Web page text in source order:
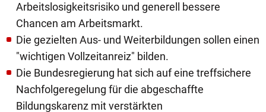
Arbeitslosigkeitsrisiko und generell bessere
Chancen am Arbeitsmarkt.
Die gezielten Aus- und Weiterbildungen sollen einen
"wichtigen Vollzeitanreiz" bilden.
Die Bundesregierung hat sich auf eine treffsichere
Nachfolgeregelung für die abgeschaffte
Bildungskarenz mit verstärkten